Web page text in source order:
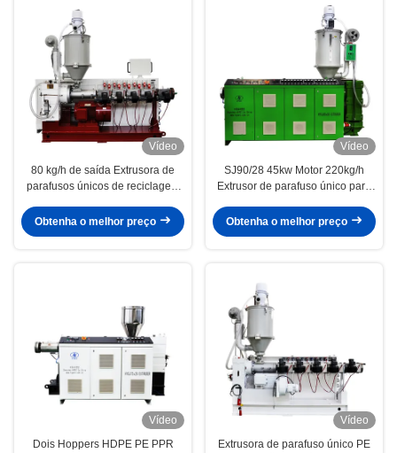
Vídeo
80 kg/h de saída Extrusora de
parafusos únicos de reciclagem
superfície de engrenagem
Obtenha o melhor preço
Vídeo
SJ90/28 45kw Motor 220kg/h
Extrusor de parafuso único para
fria em três camadas Estação
dupla
Obtenha o melhor preço
Vídeo
Dois Hoppers HDPE PE PPR
Vídeo
Extrusora de parafuso único PE